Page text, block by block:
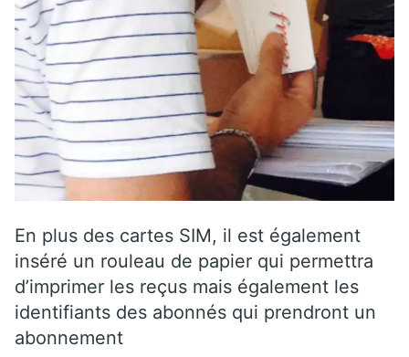
En plus des cartes SIM, il est également
inséré un rouleau de papier qui permettra
d’imprimer les reçus mais également les
identifiants des abonnés qui prendront un
abonnement